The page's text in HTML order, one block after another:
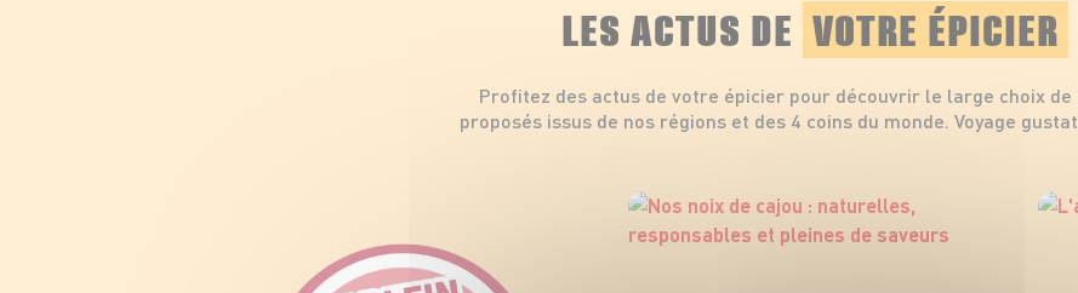
LES ACTUS DE VOTRE ÉPICIER
Profitez des actus de votre épicier pour découvrir le large choix
proposés issus de nos régions et des 4 coins du monde. Voyage